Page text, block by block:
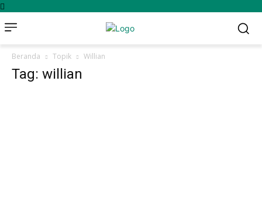
Beranda Topik Willian
Tag: willian